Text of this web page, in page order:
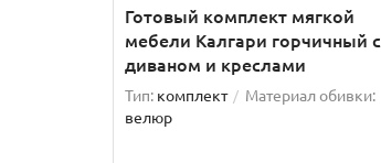
Готовый комплект мягкой
мебели Калгари горчичный с
диваном и креслами
Тип: комплект
Материал обивки:
велюр